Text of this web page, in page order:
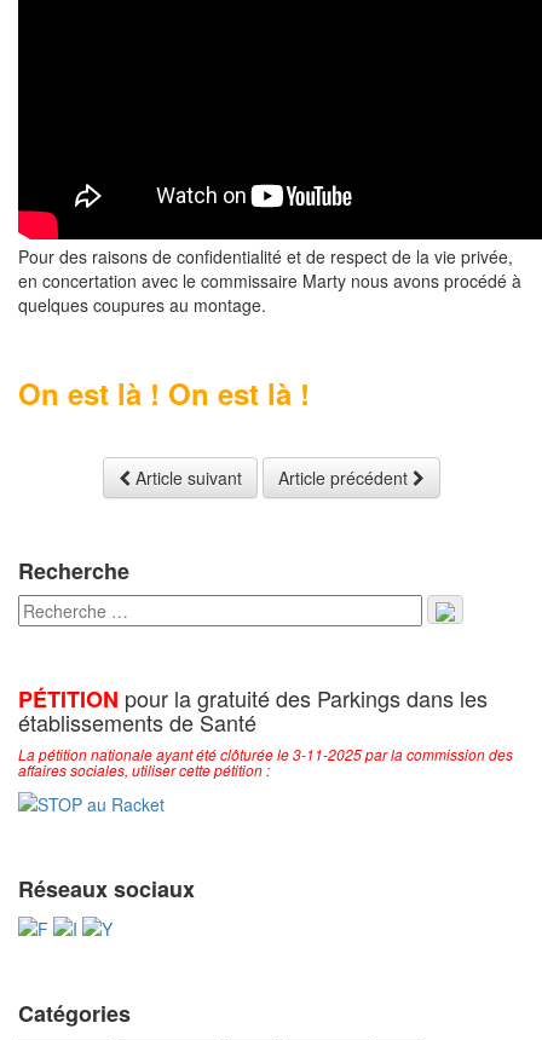
Pour des raisons de confidentialité et de respect de la vie privée,
en concertation avec le commissaire Marty nous avons procédé à
quelques coupures au montage.
On est là ! On est là !
Article suivant Article précédent
Recherche
PÉTITION pour la gratuité des Parkings dans les
établissements de Santé
La pétition nationale ayant été clôturée le 3-11-2025 par la commission des
affaires sociales, utiliser cette pétition :
Réseaux sociaux
Catégories